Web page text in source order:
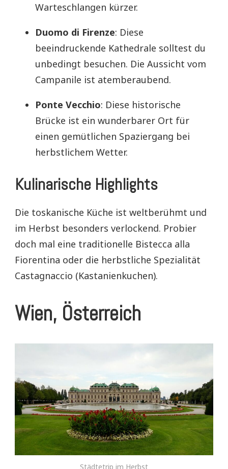
Warteschlangen kürzer.
Duomo di Firenze: Diese
beeindruckende Kathedrale solltest du
unbedingt besuchen. Die Aussicht vom
Campanile ist atemberaubend.
Ponte Vecchio: Diese historische
Brücke ist ein wunderbarer Ort für
einen gemütlichen Spaziergang bei
herbstlichem Wetter.
Kulinarische Highlights
Die toskanische Küche ist weltberühmt und
im Herbst besonders verlockend. Probier
doch mal eine traditionelle Bistecca alla
Fiorentina oder die herbstliche Spezialität
Castagnaccio (Kastanienkuchen).
Wien, Österreich
Städtetrip im Herbst